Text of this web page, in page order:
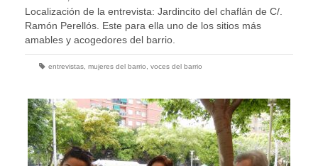
Localización de la entrevista: Jardincito del chaflán de C/.
Ramón Perellós. Este para ella uno de los sitios más
amables y acogedores del barrio.
entrevistas mujeres del barrio voces del barrio